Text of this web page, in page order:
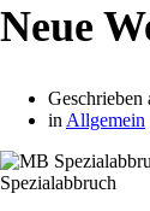
Neue
Geschrieben
in Allgemein